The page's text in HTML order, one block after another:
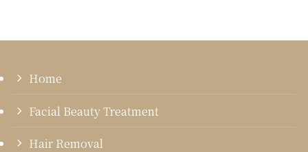
Home
Facial Beauty Treatment
Hair Removal